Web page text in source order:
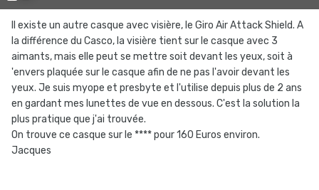
Il existe un autre casque avec visière, le Giro Air Attack Shield. A
la différence du Casco, la visière tient sur le casque avec 3
aimants, mais elle peut se mettre soit devant les yeux, soit à
'envers plaquée sur le casque afin de ne pas l'avoir devant les
yeux. Je suis myope et presbyte et l'utilise depuis plus de 2 ans
en gardant mes lunettes de vue en dessous. C'est la solution la
plus pratique que j'ai trouvée.
On trouve ce casque sur le **** pour 160 Euros environ.
Jacques